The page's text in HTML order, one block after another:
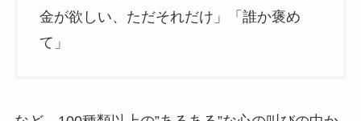
金が欲しい、ただそれだけ」「誰か褒め
て」